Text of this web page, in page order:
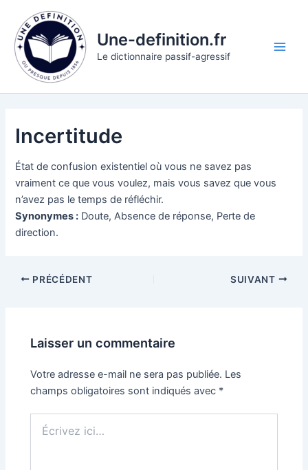
contenu
Une-definition.fr
Le dictionnaire passif-agressif
Incertitude
État de confusion existentiel où vous ne savez pas
vraiment ce que vous voulez, mais vous savez que vous
n’avez pas le temps de réfléchir.
Synonymes : Doute, Absence de réponse, Perte de
direction.
PRÉCÉDENT SUIVANT
Laisser un commentaire
Votre adresse e-mail ne sera pas publiée. Les
champs obligatoires sont indiqués avec *
ici…